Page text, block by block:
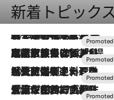
新着トピック
2026.8.7
【トンボの足水浴】ヒノキの香りに包まれて涼感マックス！約13℃の湧水かけ流しを避暑地「星野温泉 トンボの湯」で体験
2026.7.31
【ホテル帰省】という選択肢をOMOが提案。家族とほどよい距離を保つには「昼は実家、夜は気兼ねなくホテルで！」
2026.7.24
【夏限定ディナーコース】旬を迎える稚鮎や花ズッキーニなどをイタリア・トスカーナの郷土料理の手法で満喫！
2026.7.17
「土佐和ハーブかき氷」がOMO7高知に登場！生姜、山椒、大葉など目にも舌にも涼を呼ぶ郷土の味